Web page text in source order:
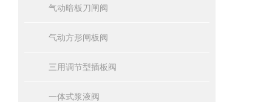
气动暗板刀闸阀
气动方形闸板阀
三用调节型插板阀
一体式浆液阀